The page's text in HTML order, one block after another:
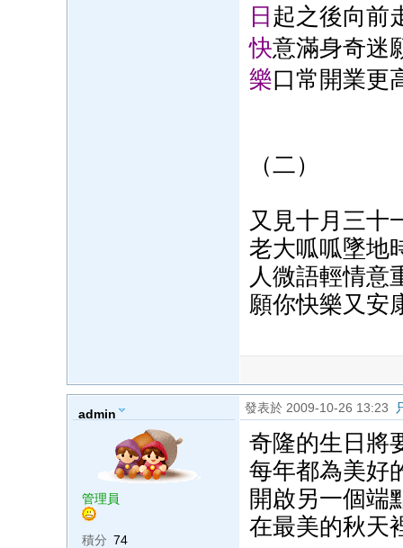
日 起之後向前
快意滿身奇迷
樂口常開業更
（二）
又見十月三十
老大呱呱墜地
人微語輕情意
願你快樂又安
admin
管理員
積分 74
發表於 2009-10-26 13:23
奇隆的生日將
每年都為美好
開啟另一個端
在最美的秋天